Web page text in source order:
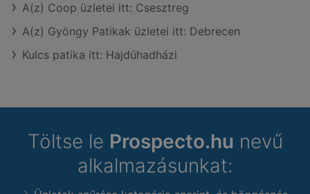
A(z) Coop üzletei itt: Csesztreg
A(z) Gyöngy Patikak üzletei itt: Debrecen
Kulcs patika itt: Hajdúhadházi
Töltse le Prospecto.hu nevű
alkalmazásunkat: